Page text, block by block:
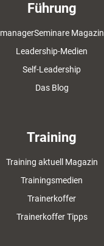
Führung
managerSeminare Magazin
Leadership-Medien
Self-Leadership
Das Blog
Training
Training aktuell Magazin
Trainingsmedien
Trainerkoffer
Trainerkoffer Tipps